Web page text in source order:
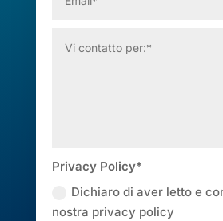
Privacy Policy*
Dichiaro di aver letto e
nostra privacy policy